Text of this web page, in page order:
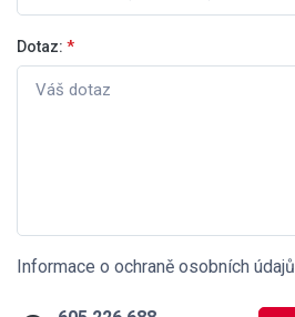
Dotaz: *
Informace o ochraně osobních údajů